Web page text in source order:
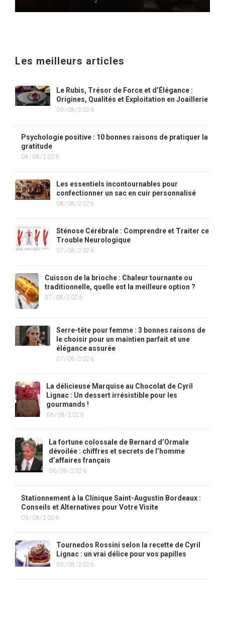
Les meilleurs articles
Le Rubis, Trésor de Force et d’Élégance :
Origines, Qualités et Exploitation en Joaillerie
09/08/2026
Psychologie positive : 10 bonnes raisons de pratiquer la
gratitude
08/08/2026
Les essentiels incontournables pour
confectionner un sac en cuir personnalisé
08/08/2026
Sténose Cérébrale : Comprendre et Traiter ce
Trouble Neurologique
07/08/2026
Cuisson de la brioche : Chaleur tournante ou
traditionnelle, quelle est la meilleure option ?
07/08/2026
Serre-tête pour femme : 3 bonnes raisons de
le choisir pour un maintien parfait et une
élégance assurée
07/08/2026
La délicieuse Marquise au Chocolat de Cyril
Lignac : Un dessert irrésistible pour les
gourmands !
06/08/2026
La fortune colossale de Bernard d’Ormale
dévoilée : chiffres et secrets de l’homme
d’affaires français
06/08/2026
Stationnement à la Clinique Saint-Augustin Bordeaux :
Conseils et Alternatives pour Votre Visite
05/08/2026
Tournedos Rossini selon la recette de Cyril
Lignac : un vrai délice pour vos papilles
05/08/2026